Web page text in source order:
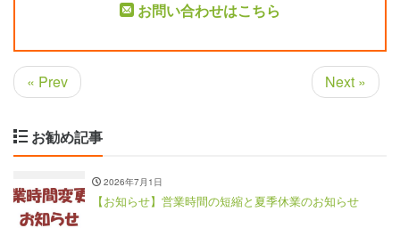
お問い合わせはこちら
« Prev Next »
お勧め記事
2026年7月1日
【お知らせ】営業時間の短縮と夏季休業のお知らせ